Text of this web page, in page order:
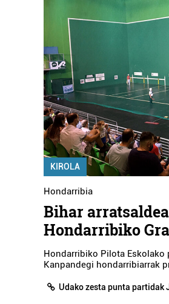
KIROLA
Hondarribia
Bihar
Hondarribiko
Hondarribiko Pilota Eskolako
Kanpandegi hondarribiarrak
Udako zesta punta